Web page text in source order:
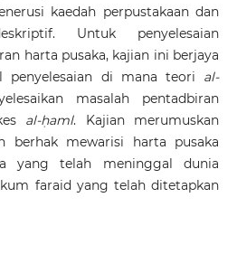
kaedah perpustakaan dan
Untuk penyelesaian
harta pusaka, kajian ini berjaya
penyelesaian di mana teori al-
masalah pentadbiran
al-ḥaml. Kajian merumuskan
berhak mewarisi harta pusaka
yang telah meninggal dunia
faraid yang telah ditetapkan